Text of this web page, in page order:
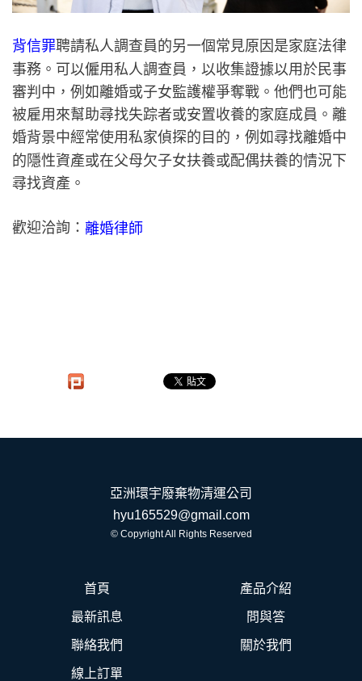
背信罪聘請私人調查員的另一個常見原因是家庭法律
事務。可以僱用私人調查員，以收集證據以用於民事
審判中，例如離婚或子女監護權爭奪戰。他們也可能
被雇用來幫助尋找失踪者或安置收養的家庭成員。離
婚背景中經常使用私家偵探的目的，例如尋找離婚中
的隱性資產或在父母欠子女扶養或配偶扶養的情況下
尋找資產。
歡迎洽詢： 離婚律師
亞洲環宇廢棄物清運公司
hyu165529@gmail.com
© Copyright All Rights Reserved
首頁 產品介紹
最新訊息 問與答
聯絡我們 關於我們
線上訂單